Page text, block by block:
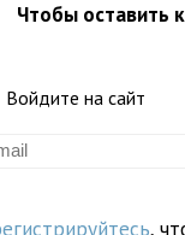
Чтобы оставить
Войдите на сайт
,